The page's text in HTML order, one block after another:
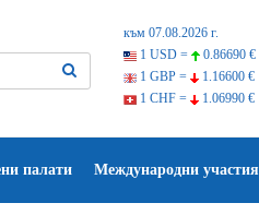
към 07.08.2026 г.
1 USD =
0.86690 €
1 GBP =
1.16600 €
1 CHF =
1.06990 €
палати Международни участия